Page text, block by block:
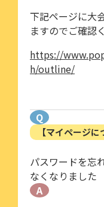
下記ページに大
ますのでご確認
https://
h/outline/
Q
【マイページに
パスワードを忘
なくなりました
A